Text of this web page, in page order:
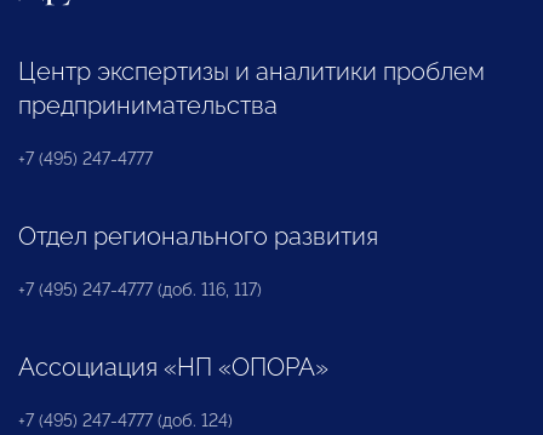
Центр экспертизы и аналитики проблем
предпринимательства
+7 (495) 247-4777
Отдел регионального развития
+7 (495) 247-4777 (доб. 116, 117)
Ассоциация «НП «ОПОРА»
+7 (495) 247-4777 (доб. 124)